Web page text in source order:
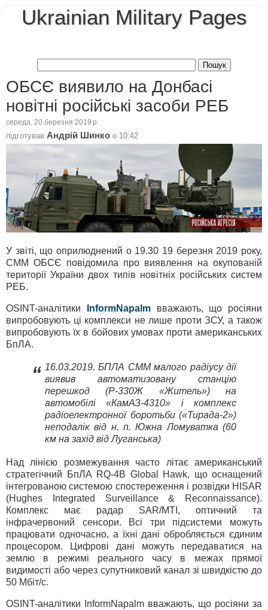
Ukrainian Military Pages
ОБСЄ виявило на Донбасі
новітні російські засоби РЕБ
середа, 20 березня 2019 р.
підготував Андрій Шинко о 10:42
У звіті, що оприлюднений о 19.30 19 березня 2019 року,
СММ ОБСЄ повідомила про виявлення на окупованій
території України двох типів новітніх російських систем
РЕБ.
OSINT-аналітики InformNapalmвважають, що росіяни
випробовують ці комплекси не лише проти ЗСУ, а також
випробовують їх в бойових умовах проти американських
БпЛА.
“ 16.03.2019. БПЛА СММ малого радіусу дії
виявив автоматизовану станцію
перешкод (Р-330Ж «Житель») на
автомобілі «КамАЗ-4310» і комплекс
радіоелектронної боротьби («Тирада-2»)
неподалік від н. п. Южна Ломуватка (60
км на захід від Луганська)
Над лінією розмежування часто літає американський
стратегічний БпЛА RQ-4B Global Hawk, що оснащений
інтегрованою системою спостереження і розвідки HISAR
(Hughes Integrated Surveillance & Reconnaissance).
Комплекс має радар SAR/MTI, оптичний та
інфрачервоний сенсори. Всі три підсистеми можуть
працювати одночасно, а їхні дані обробляється єдиним
процесором. Цифрові дані можуть передаватися на
землю в режимі реального часу в межах прямої
видимості або через супутниковий канал зі швидкістю до
50 Мбіт/с.
OSINT-аналітики InformNapalm вважають, що росіяни за